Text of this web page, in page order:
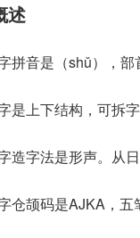
述
字拼音是（shǔ），
字是上下结构，可拆
字造字法是形声。从
字仓颉码是AJKA，